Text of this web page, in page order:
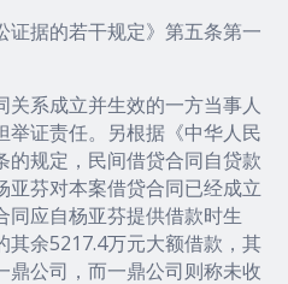
证据的若干规定》第五条第一
系成立并生效的一方当事人
证责任。另根据《中华人民
规定，民间借贷合同自贷款
亚芬对本案借贷合同已经成立
同应自杨亚芬提供借款时生
余5217.4万元大额借款，其
鼎公司，而一鼎公司则称未收